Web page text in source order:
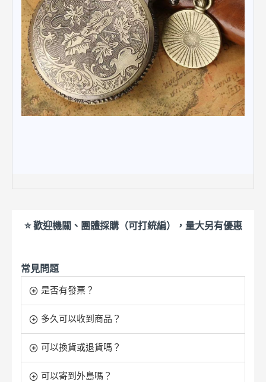
⭐ 歡迎機關、團體採購（可打統編），量大另有優惠
常見問題
是否有發票？
多久可以收到商品？
可以換貨或退貨嗎？
可以寄到外島嗎？